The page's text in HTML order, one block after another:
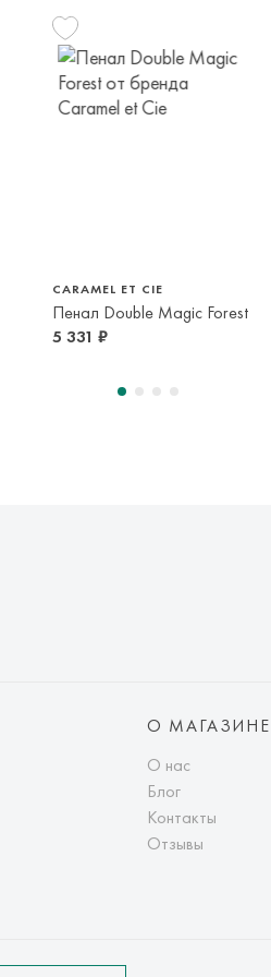
CARAMEL ET CIE
Пенал Double Magic Forest
5 331 ₽
О МАГАЗИНЕ
О нас
Блог
Контакты
Отзывы